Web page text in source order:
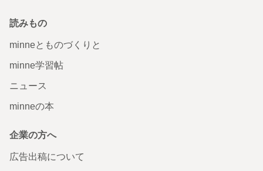
読みもの
minneとものづくりと
minne学習帖
ニュース
minneの本
企業の方へ
広告出稿について